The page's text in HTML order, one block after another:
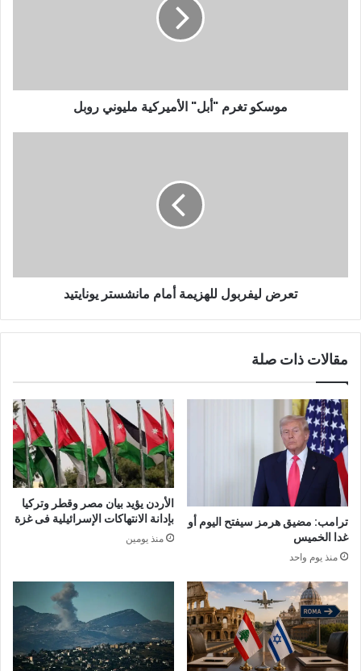
موسكو تغرم "أبل" الأميركية مليوني روبل
تعرض ليفربول للهزيمة أمام مانشستر يونايتيد
مقالات ذات صلة
ترامب: مضيق هرمز سيفتح اليوم أو
غدا الخميس
منذ يوم واحد
الأردن يؤيد بيان مصر وقطر وتركيا
بإدانة الانتهاكات الإسرائيلية فى غزة
منذ يومين